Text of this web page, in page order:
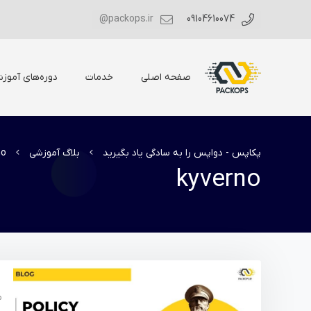
صفحه اصلی خدمات دوره‌های
پکاپس - دواپس را به سادگی یاد بگیرید بلاگ آموزشی
kyverno